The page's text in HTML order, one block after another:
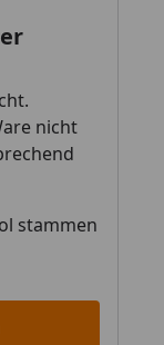
nicht
stammen